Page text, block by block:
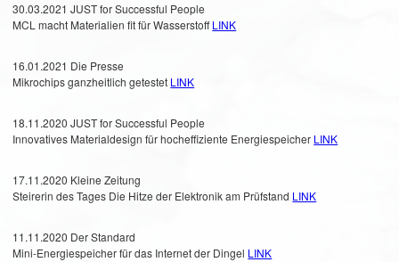
30.03.2021 JUST for Successful People
MCL macht Materialien fit für WasserstoffLINK
16.01.2021 Die Presse
Mikrochips ganzheitlich getestet LINK
18.11.2020 JUST for Successful People
Innovatives Materialdesign für hocheffiziente Energiespeicher LINK
17.11.2020 Kleine Zeitung
Steirerin des Tages Die Hitze der Elektronik am Prüfstand LINK
11.11.2020 Der Standard
Mini-Energiespeicher für das Internet der Dingel LINK